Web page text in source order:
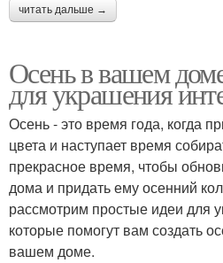
читать дальше →
Осень в вашем
для украшения
Осень - это время года, когда
цвета и наступает время
прекрасное время, чтобы
дома и придать ему осенний
рассмотрим простые идеи для
которые помогут вам создать
вашем доме.